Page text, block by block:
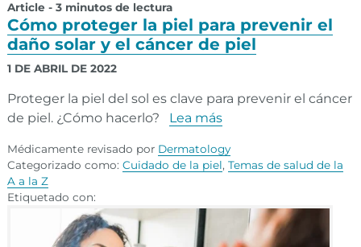
Article - 3 minutos de lectura
Cómo proteger la piel para prevenir el
daño solar y el cáncer de piel
1 DE ABRIL DE 2022
Proteger la piel del sol es clave para prevenir el cáncer
de piel. ¿Cómo hacerlo?
Lea más
Médicamente revisado por Dermatology
Categorizado como: Cuidado de la piel, Temas de salud de la
A a la Z
Etiquetado con: